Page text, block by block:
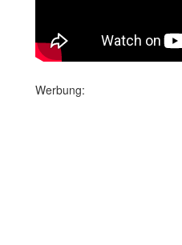
Werbung: